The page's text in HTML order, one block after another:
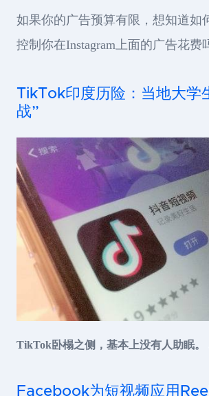
如果你的广告预算有限，想知道如
控制你在Instagram上面的广告花
TikTok印度历险：当地大学
战”
TikTok卧榻之侧，基本上没有人助眠
Facebook为短视频应用